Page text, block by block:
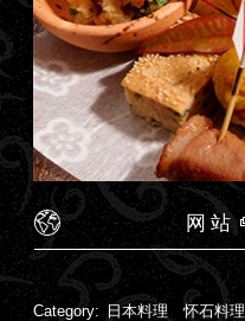
网站
Category: 日本料理 怀石料理